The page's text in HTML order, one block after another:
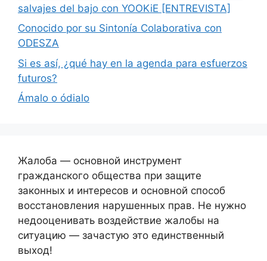
salvajes del bajo con YOOKiE [ENTREVISTA]
Conocido por su Sintonía Colaborativa con
ODESZA
Si es así, ¿qué hay en la agenda para esfuerzos
futuros?
Ámalo o ódialo
Жалоба — основной инструмент
гражданского общества при защите
законных и интересов и основной способ
восстановления нарушенных прав. Не нужно
недооценивать воздействие жалобы на
ситуацию — зачастую это единственный
выход!